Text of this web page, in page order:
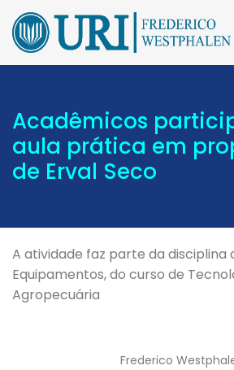
Acadêmicos
aula prática em
de Erval Seco
A atividade faz parte da disciplina
Equipamentos, do curso de
Agropecuária
Frederico